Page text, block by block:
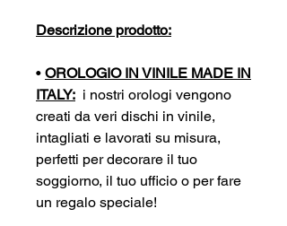
Descrizione prodotto:
• OROLOGIO IN VINILE MADE IN
ITALY: i nostri orologi vengono
creati da veri dischi in vinile,
intagliati e lavorati su misura,
perfetti per decorare il tuo
soggiorno, il tuo ufficio o per fare
un regalo speciale!